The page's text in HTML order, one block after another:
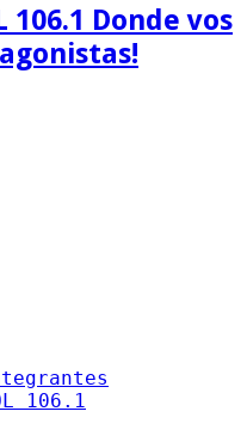
106.1 Donde vos
106.1